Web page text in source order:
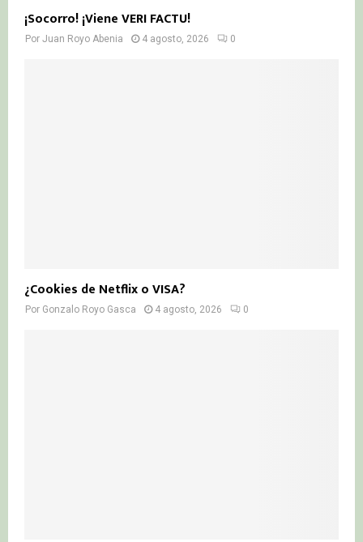
¡Socorro! ¡Viene VERI FACTU!
Por Juan Royo Abenia 4 agosto, 2026 0
¿Cookies de Netflix o VISA?
Por Gonzalo Royo Gasca 4 agosto, 2026 0